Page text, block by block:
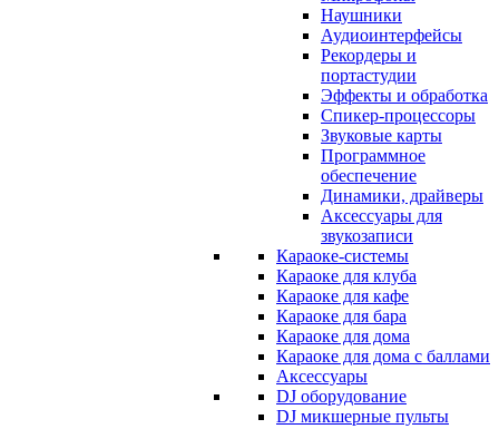
Наушники
Аудиоинтерфейсы
Рекордеры и
портастудии
Эффекты и обработка
Спикер-процессоры
Звуковые карты
Программное
обеспечение
Динамики, драйверы
Аксессуары для
звукозаписи
Караоке-системы
Караоке для клуба
Караоке для кафе
Караоке для бара
Караоке для дома
Караоке для дома с баллами
Аксессуары
DJ оборудование
DJ микшерные пульты